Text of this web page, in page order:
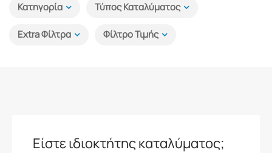
Κατηγορία Τύπος Καταλύματος
Extra Φίλτρα Φίλτρο Τιμής
Είστε ιδιοκτήτης καταλύματος;